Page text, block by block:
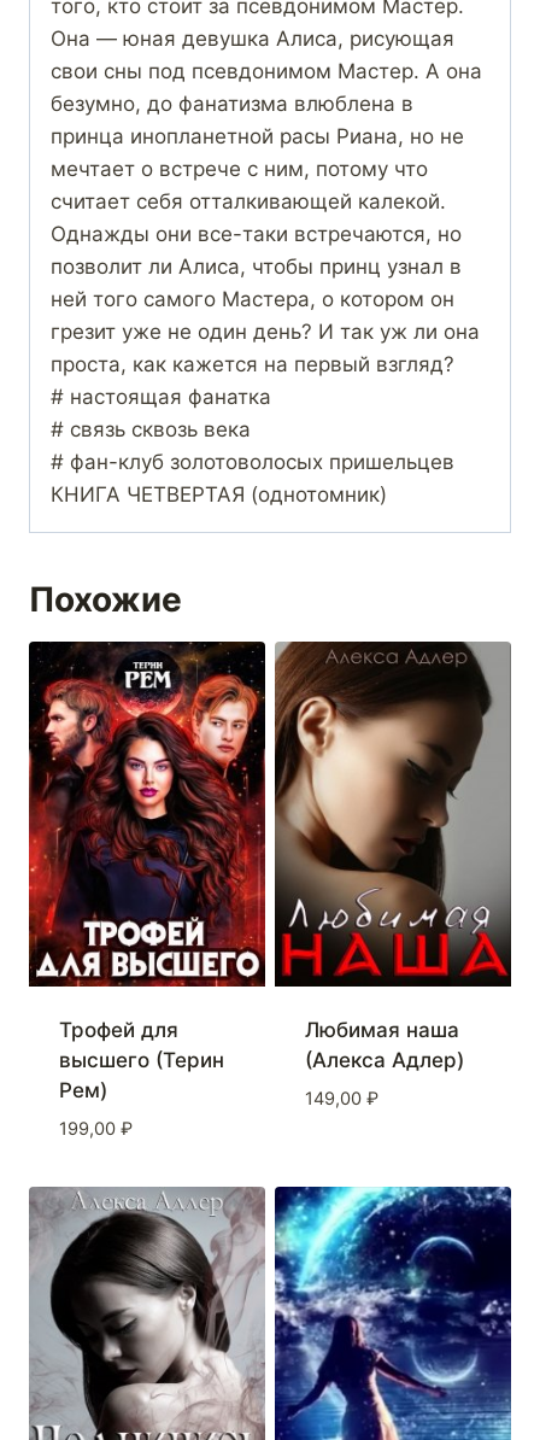
того, кто стоит за псевдонимом Мастер.
Она — юная девушка Алиса, рисующая
свои сны под псевдонимом Мастер. А она
безумно, до фанатизма влюблена в
принца инопланетной расы Риана, но не
мечтает о встрече с ним, потому что
считает себя отталкивающей калекой.
Однажды они все-таки встречаются, но
позволит ли Алиса, чтобы принц узнал в
ней того самого Мастера, о котором он
грезит уже не один день? И так уж ли она
проста, как кажется на первый взгляд?
# настоящая фанатка
# связь сквозь века
# фан-клуб золотоволосых пришельцев
КНИГА ЧЕТВЕРТАЯ (однотомник)
Похожие
Трофей для
высшего (Терин
Рем)
199,00 ₽
Любимая наша
(Алекса Адлер)
149,00 ₽